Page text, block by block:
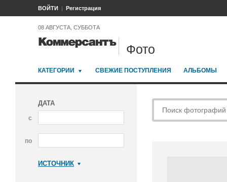
ВОЙТИ Регистрация
08 АВГУСТА, СУББОТА
Фото
КАТЕГОРИИ СВЕЖИЕ ПОСТУПЛЕНИЯ АЛЬБОМЫ
ДАТА
с
по
ИСТОЧНИК